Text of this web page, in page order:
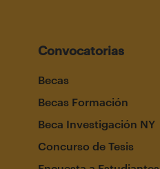
Convocatorias
Becas
Becas Formación
Beca Investigación NY
Concurso de Tesis